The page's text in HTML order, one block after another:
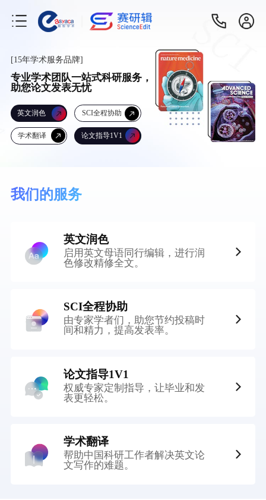
[15年学术服务品牌]
专业学术团队一站式科研服务，
助您论文发表无忧
英文润色 SCI全程协助
学术翻译 论文指导1V1
我们的服务
英文润色
启用英文母语同行编辑，进行润
色修改精修全文。
SCI全程协助
由专家学者们，助您节约投稿时
间和精力，提高发表率。
论文指导1V1
权威专家定制指导，让毕业和发
表更轻松。
学术翻译
帮助中国科研工作者解决英文论
文写作的难题。